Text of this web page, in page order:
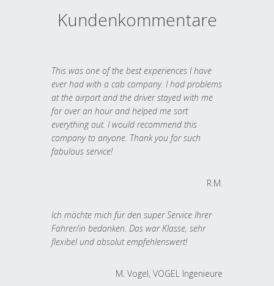
Kundenkommentare
This was one of the best experiences I have
ever had with a cab company. I had problems
at the airport and the driver stayed with me
for over an hour and helped me sort
everything out. I would recommend this
company to anyone. Thank you for such
fabulous service!
R.M.
Ich möchte mich für den super Service Ihrer
Fahrer/in bedanken. Das war Klasse, sehr
flexibel und absolut empfehlenswert!
M. Vogel, VOGEL Ingenieure